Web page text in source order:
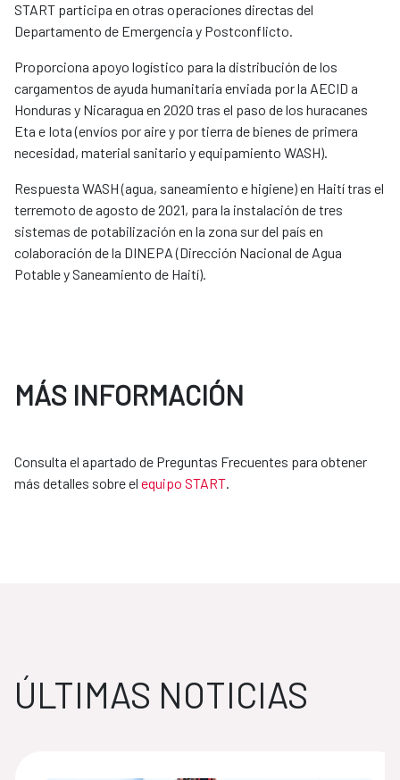
START participa en otras operaciones directas del
Departamento de Emergencia y Postconflicto.
Proporciona apoyo logístico para la distribución de los
cargamentos de ayuda humanitaria enviada por la AECID a
Honduras y Nicaragua en 2020 tras el paso de los huracanes
Eta e Iota (envíos por aire y por tierra de bienes de primera
necesidad, material sanitario y equipamiento WASH).
Respuesta WASH (agua, saneamiento e higiene) en Haití tras el
terremoto de agosto de 2021, para la instalación de tres
sistemas de potabilización en la zona sur del país en
colaboración de la DINEPA (Dirección Nacional de Agua
Potable y Saneamiento de Haití).
MÁS INFORMACIÓN
Consulta el apartado de Preguntas Frecuentes para obtener
más detalles sobre el equipo START.
ÚLTIMAS NOTICIAS